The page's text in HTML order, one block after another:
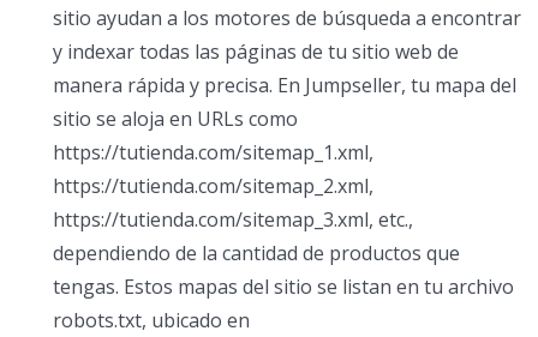
sitio ayudan a los motores de búsqueda a encontrar
y indexar todas las páginas de tu sitio web de
manera rápida y precisa. En Jumpseller, tu mapa del
sitio se aloja en URLs como
https://tutienda.com/sitemap_1.xml,
https://tutienda.com/sitemap_2.xml,
https://tutienda.com/sitemap_3.xml, etc.,
dependiendo de la cantidad de productos que
tengas. Estos mapas del sitio se listan en tu archivo
robots.txt, ubicado en